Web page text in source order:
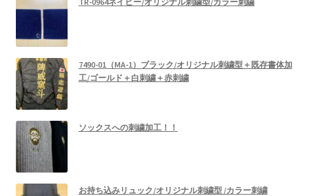
7490-01（MA-1）ブラック/オリジナル刺繍型＋既存書体加
工/ゴールド＋白刺繍＋赤刺繍
ソックスへの刺繍加工！！
お持ち込みリュック/オリジナル刺繍型 /カラー刺繍